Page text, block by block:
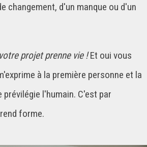
changement, d'un manque ou d'un
projet prenne vie !Et oui vous
à la première personne et la
l'humain. C'est par
forme.